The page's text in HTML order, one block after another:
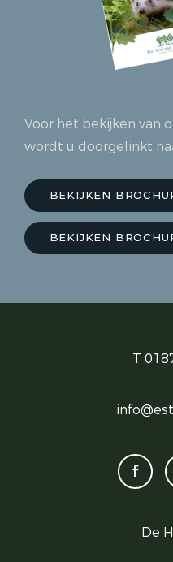
Voor het bekijken van
wordt u doorgelinkt
BEKIJKEN
BEKIJKEN
T
De